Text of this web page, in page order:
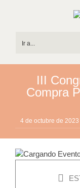
Ir a...
III
Compra
4 de octubre de